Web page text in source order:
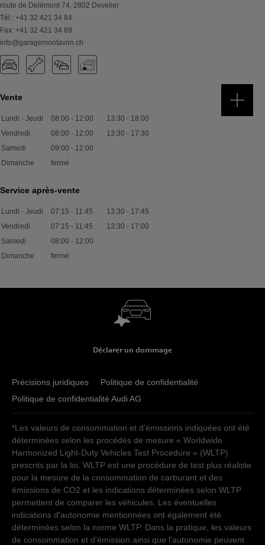
route de Delémont 74, 2802 Develier
Tél.: +41 32 421 34 84
Fax: +41 32 421 34 89
info@garagemontavon.ch
Vente
Lundi - Jeudi 08:00 - 12:00 13:30 - 18:00
Vendredi
08:00 - 12:00 13:30 - 17:30
Samedi
09:00 - 12:00
Dimanche
fermé
Service après-vente
Lundi - Jeudi 07:15 - 11:45 13:30 - 17:45
Vendredi
07:15 - 11:45 13:30 - 17:00
Samedi
08:00 - 12:00
Dimanche
fermé
Déclarer un dommage
Précisions juridiques
Politique de confidentialité
Politique de confidentialité Audi AG
*Les valeurs de consommation et d'émissions indiquées ont été
déterminées selon les procédés de mesure « Worldwide
Harmonized Light-Duty Vehicles Test Procedure » (WLTP)
prescrits par la loi. WLTP est une procédure de test plus réaliste
pour la mesure de la consommation de carburant et des
émissions de CO2 et les indications déterminées selon WLTP
permettent de comparer les véhicules. Les éventuelles
indications d'autonomie mentionnées ont également été
déterminées selon la norme WLTP. Dans la pratique, les valeurs
de consommation et d'émission ainsi que l'autonomie peuvent